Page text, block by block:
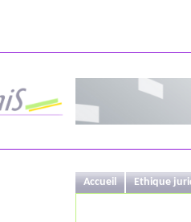
Accueil Ethique